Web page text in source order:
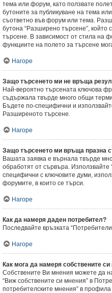
тема или форум, като ползвате
бутоните за публикуване на тема
съответно във форум или тема.
бутона “Разширено търсене”, който
търсене. В зависимост от стила на
функциите на полето за търсене
Нагоре
Защо търсенето ми не връща
Най-вероятно търсената ключова
съдържала твърде много общи
Бъдете по-специфични и
Разширеното търсене.
Нагоре
Защо търсенето ми връща празна
Вашата заявка е върнала твърде
обработят от сървъра.
специфични с ключовите думи,
форумите, в които се търси.
Нагоре
Как да намеря даден потребител?
Последвайте връзката
Нагоре
Как мога да намеря собствените
Собствените Ви мнения можете да
“Виж собствените си мнения” в
потребителските мнения” в